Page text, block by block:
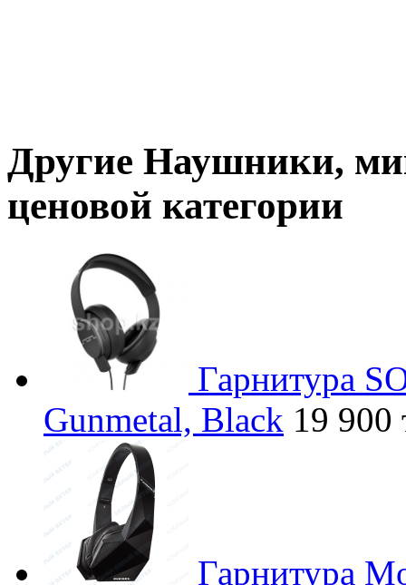
Другие Наушники,
ценовой категории
Гарнитура
Gunmetal, Black 19 900
Гарнитура